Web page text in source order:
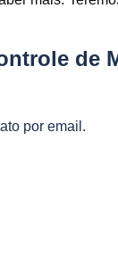
de
por email.